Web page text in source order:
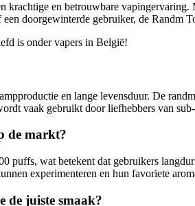
en betrouwbare
doorgewinterde gebruiker, de
is onder vapers in België!
en lange levensduur. De
vaak gebruikt door liefhebbers van
de markt?
wat betekent dat gebruikers
experimenteren en hun favoriete
de juiste smaak?